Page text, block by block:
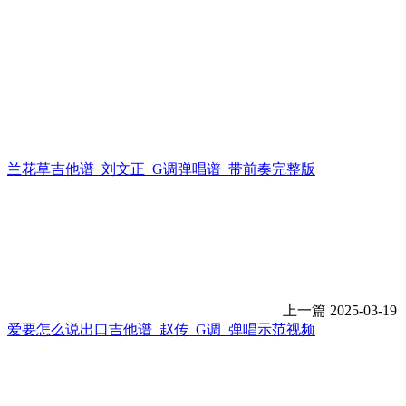
兰花草吉他谱_刘文正_G调弹唱谱_带前奏完整版
上一篇 2025-03-19
爱要怎么说出口吉他谱_赵传_G调_弹唱示范视频